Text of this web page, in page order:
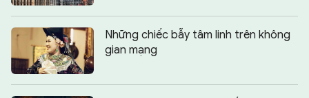
Những chiếc bẫy tâm linh trên không
gian mạng